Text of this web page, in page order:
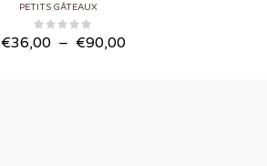
PETITS GÂTEAUX
€36,00 – €90,00Plage de prix : €36,00 à €90,00